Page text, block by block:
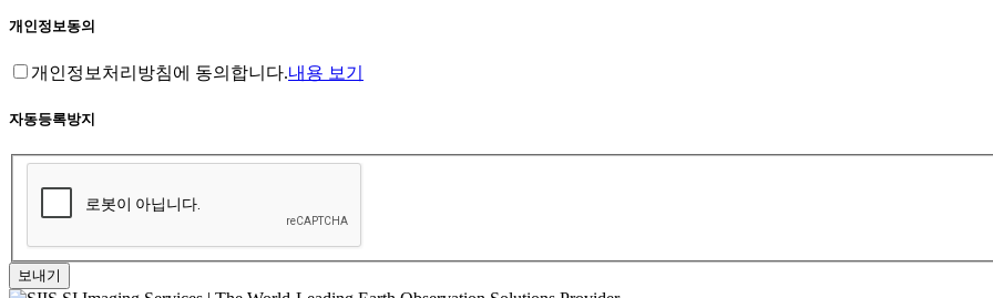
개인정보동의
개인정보처리방침에 동의합니다.내용 보기
자동등록방지
보내기